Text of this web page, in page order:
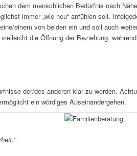
dem menschlichen Bedürfnis nach
immer „wie neu“ anfühlen soll.
einem von beiden ein und soll auch
die Öffnung der Beziehung,
der/des anderen klar zu werden.
ein würdiges Auseinandergehen.